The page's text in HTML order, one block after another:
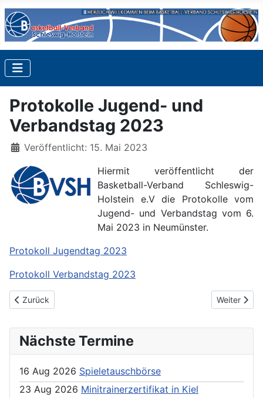
Protokolle Jugend- und
Verbandstag 2023
Details
Veröffentlicht: 15. Mai 2023
Hiermit veröffentlicht der
Basketball-Verband Schleswig-
Holstein e.V die Protokolle vom
Jugend- und Verbandstag vom 6.
Mai 2023 in Neumünster.
Protokoll Jugendtag 2023
Protokoll Verbandstag 2023
Previous article: Außerordentlicher Jugendtag
Zurück Next
Weiter
Nächste Termine
16 Aug 2026 Spieletauschbörse
23 Aug 2026 Minitrainerzertifikat in Kiel